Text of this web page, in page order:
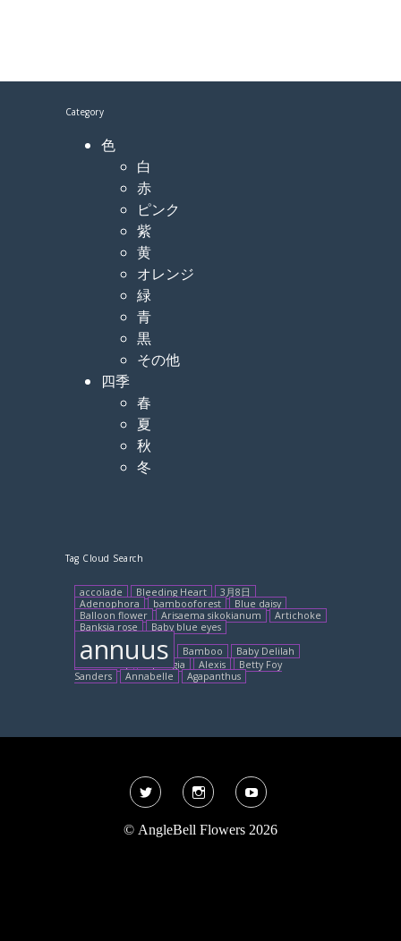
Category
色
白
赤
ピンク
紫
黄
オレンジ
緑
青
黒
その他
四季
春
夏
秋
冬
Tag Cloud Search
accolade Bleeding Heart
3月8日
Adenophora
bambooforest
Blue daisy
Balloon flower
Arisaema sikokianum
Artichoke
Banksia rose
Baby blue eyes
annuus Bamboo
Baby Delilah
Aquilegia Alexis
Betty Foy
Sanders
Annabelle Agapanthus
© AngleBell Flowers 2026